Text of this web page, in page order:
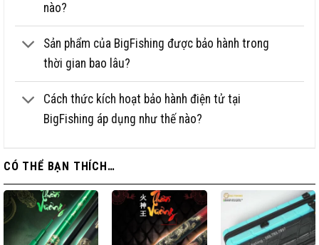
nào?
Sản phẩm của BigFishing được bảo hành trong
thời gian bao lâu?
Cách thức kích hoạt bảo hành điện tử tại
BigFishing áp dụng như thế nào?
CÓ THỂ BẠN THÍCH…